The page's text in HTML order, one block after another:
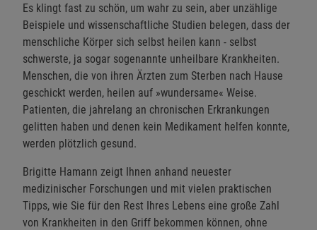
Es klingt fast zu schön, um wahr zu sein, aber unzählige
Beispiele und wissenschaftliche Studien belegen, dass der
menschliche Körper sich selbst heilen kann - selbst
schwerste, ja sogar sogenannte unheilbare Krankheiten.
Menschen, die von ihren Ärzten zum Sterben nach Hause
geschickt werden, heilen auf »wundersame« Weise.
Patienten, die jahrelang an chronischen Erkrankungen
gelitten haben und denen kein Medikament helfen konnte,
werden plötzlich gesund.
Brigitte Hamann zeigt Ihnen anhand neuester
medizinischer Forschungen und mit vielen praktischen
Tipps, wie Sie für den Rest Ihres Lebens eine große Zahl
von Krankheiten in den Griff bekommen können, ohne